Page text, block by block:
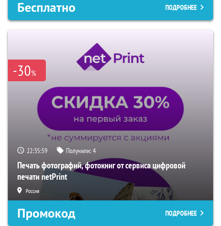
Бесплатно ПОДРОБНЕЕ
-30%
22:35:58 Получили:4
Печать фотографий, фотокниг от сервиса цифровой
печати netPrint
Россия
Промокод ПОДРОБНЕЕ